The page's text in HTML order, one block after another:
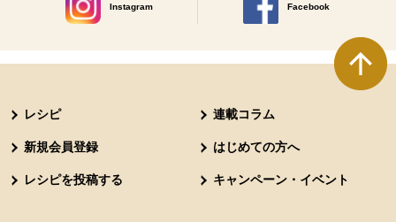
Instagram
別のウィンドウで開きます。
Facebook
別のウィンドウで開きます
レシピ 連載コラム
新規会員登録 はじめての方へ
レシピを投稿する キャンペーン・イベント